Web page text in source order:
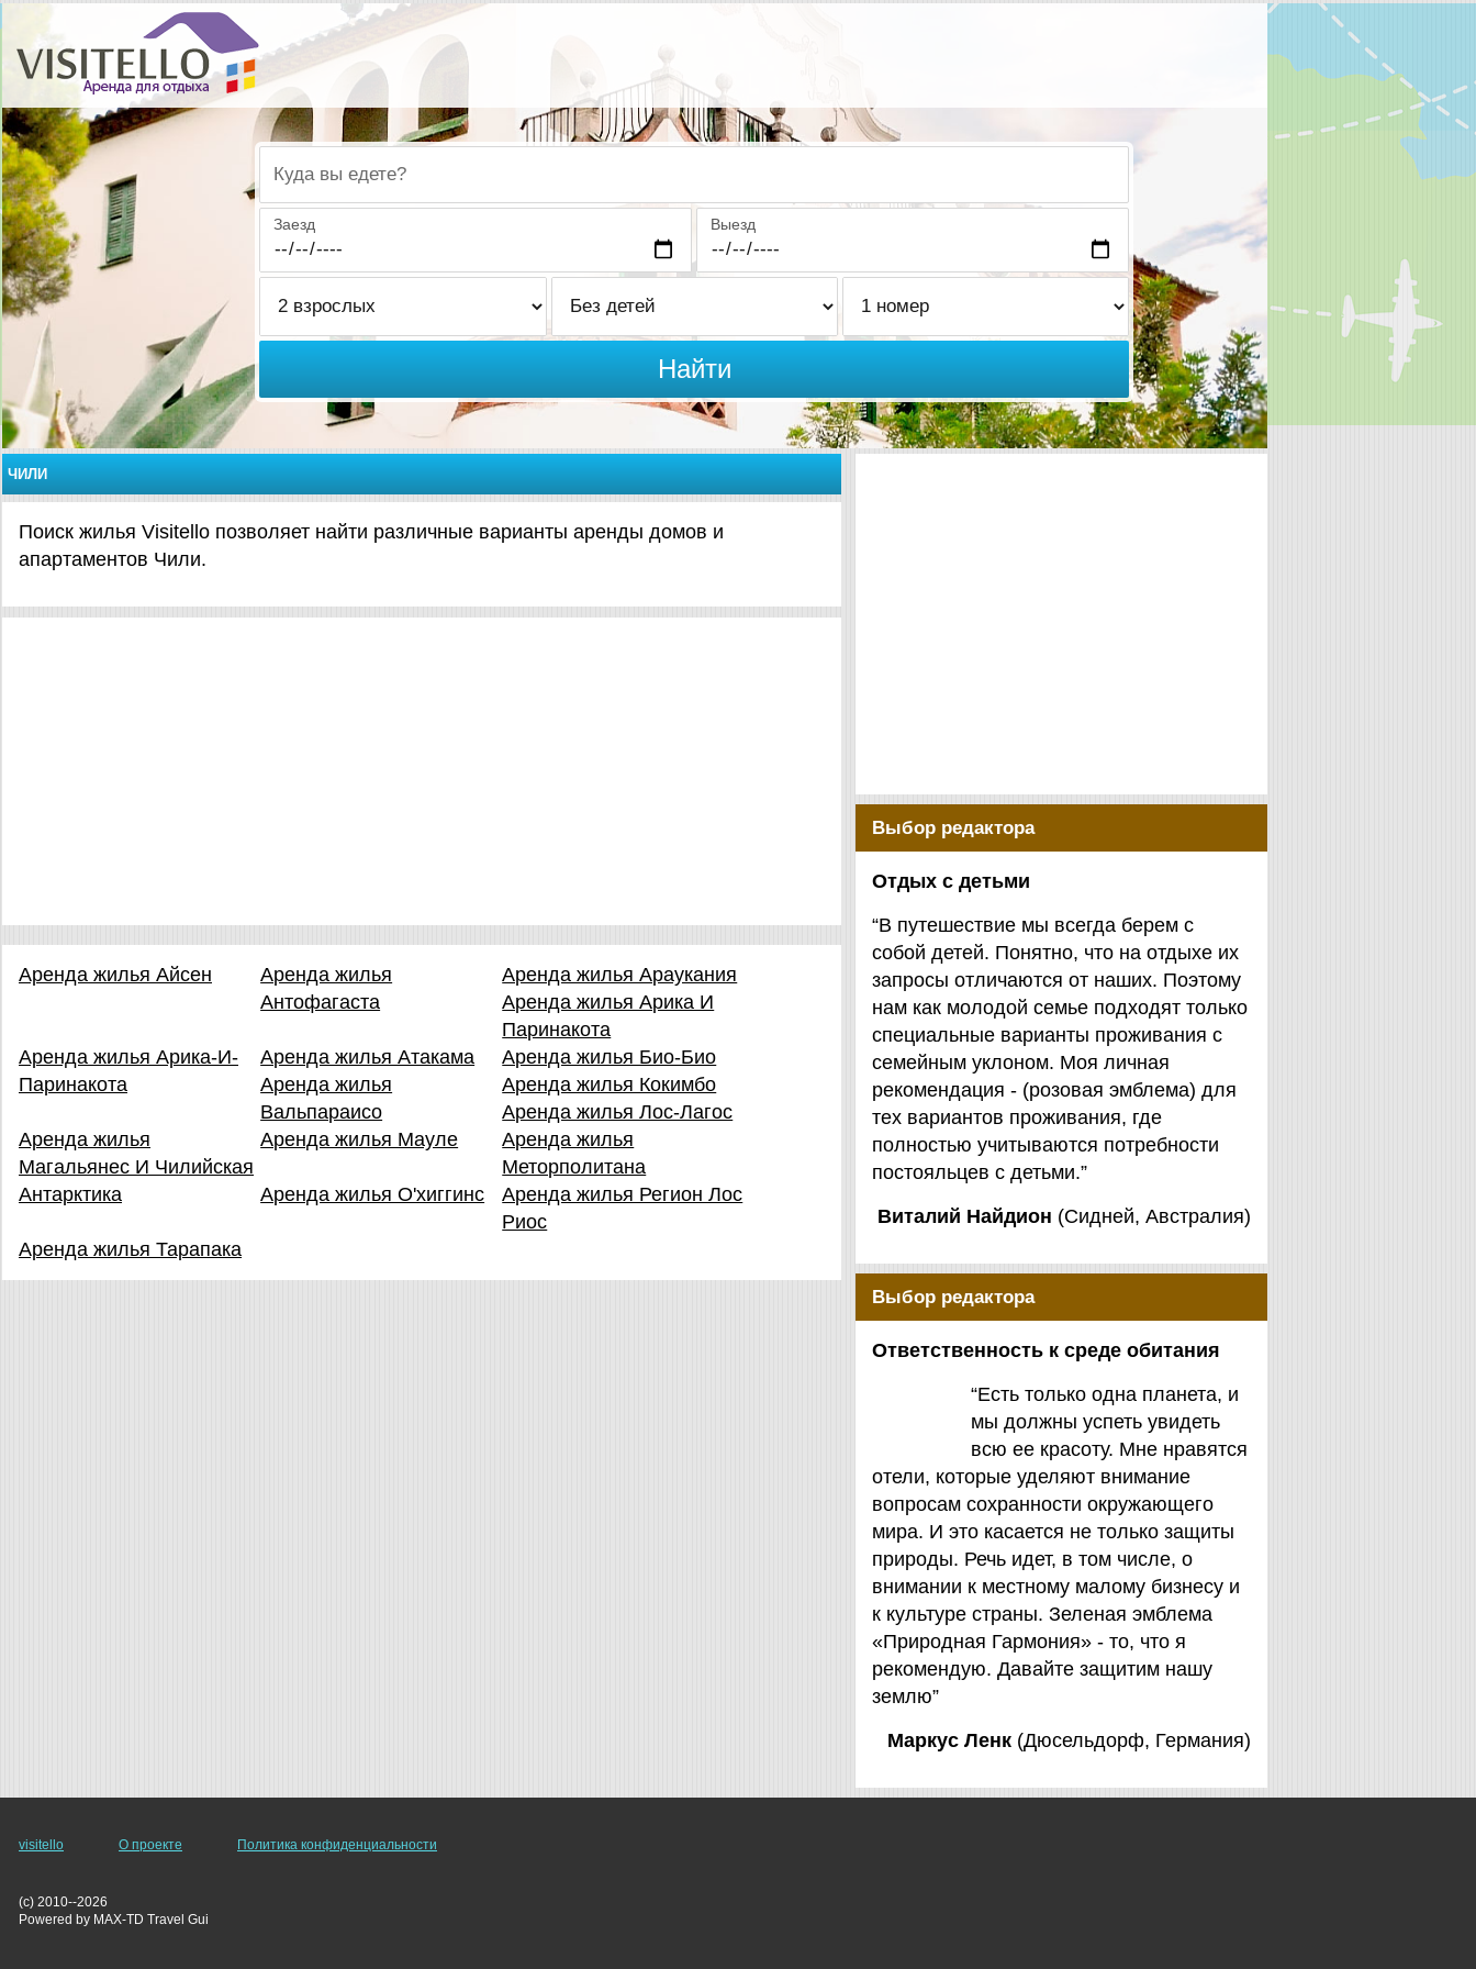
Куда вы едете?
Заезд Выезд
Найти
ЧИЛИ
Поиск жилья Visitello позволяет найти различные варианты аренды домов и
апартаментов Чили.
Аренда жилья Айсен
Аренда жилья
Антофагаста
Аренда жилья Араукания
Аренда жилья Арика И
Паринакота
Аренда жилья Арика-И-
Паринакота
Аренда жилья Атакама
Аренда жилья Био-Био
Аренда жилья
Вальпараисо
Аренда жилья Кокимбо
Аренда жилья Лос-Лагос
Аренда жилья
Магальянес И Чилийская
Антарктика
Аренда жилья Мауле
Аренда жилья
Меторполитана
Аренда жилья О'хиггинс
Аренда жилья Регион Лос
Риос
Аренда жилья Тарапака
Выбор редактора
Отдых с детьми
“В путешествие мы всегда берем с
собой детей. Понятно, что на отдыхе их
запросы отличаются от наших. Поэтому
нам как молодой семье подходят только
специальные варианты проживания с
семейным уклоном. Моя личная
рекомендация - (розовая эмблема) для
тех вариантов проживания, где
полностью учитываются потребности
постояльцев с детьми.”
Виталий Найдион (Сидней, Австралия)
Выбор редактора
Ответственность к среде обитания
“Есть только одна планета, и
мы должны успеть увидеть
всю ее красоту. Мне нравятся
отели, которые уделяют внимание
вопросам сохранности окружающего
мира. И это касается не только защиты
природы. Речь идет, в том числе, о
внимании к местному малому бизнесу и
к культуре страны. Зеленая эмблема
«Природная Гармония» - то, что я
рекомендую. Давайте защитим нашу
землю”
Маркус Ленк (Дюсельдорф, Германия)
visitello О проекте Политика конфиденциальности
(c) 2010--2026
Powered by MAX-TD Travel Gui